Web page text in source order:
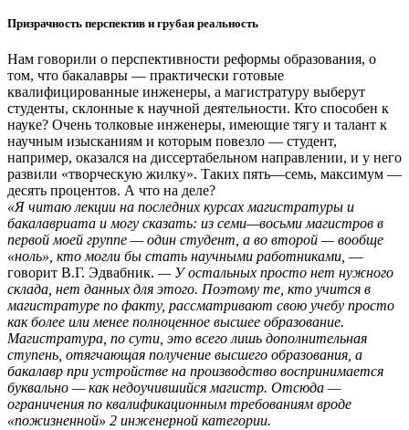
Призрачность перспектив и грубая реальность
Нам говорили о перспективности реформы образования, о
том, что бакалавры — практически готовые
квалифицированные инженеры, а магистратуру выберут
студенты, склонные к научной деятельности. Кто способен к
науке? Очень толковые инженеры, имеющие тягу и талант к
научным изысканиям и которым повезло — студент,
например, оказался на диссертабельном направлении, и у него
развили «творческую жилку». Таких пять—семь, максимум —
десять процентов. А что на деле?
«Я читаю лекции на последних курсах магистратуры и
бакалавриата и могу сказать: из семи—восьми магистров в
первой моей группе — один студент, а во второй — вообще
«ноль», кто могли бы стать научными работниками, —
говорит В.Г. Эдвабник. — У остальных просто нет нужного
склада, нет данных для этого. Поэтому те, кто учится в
магистратуре по факту, рассматривают свою учебу просто
как более или менее полноценное высшее образование.
Магистратура, по сути, это всего лишь дополнительная
ступень, отягчающая получение высшего образования, а
бакалавр при устройстве на производство воспринимается
буквально — как недоучившийся магистр. Отсюда —
ограничения по квалификационным требованиям вроде
«пожизненной» 2 инженерной категории.